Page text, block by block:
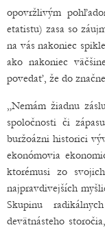
opovržlivým
etatistu) zasa so
na vás nakoniec
ako nakoniec
povedať, že do
„Nemám žiadnu
spoločnosti či
buržoázni historici
ekonómovia
ktorémusi zo
najpravdivejších
Skupinu
devätnásteho